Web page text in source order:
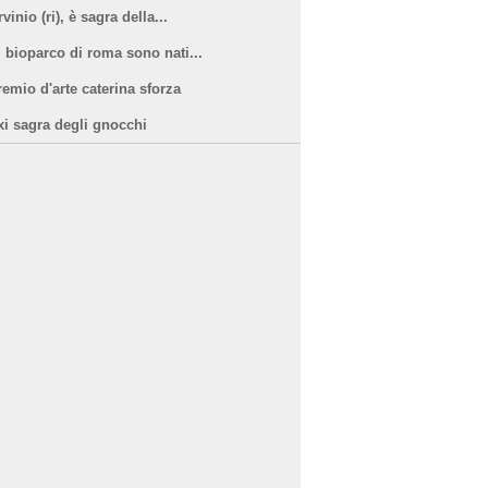
(ri), è sagra della...
bioparco di roma sono nati...
d'arte caterina sforza
sagra degli gnocchi